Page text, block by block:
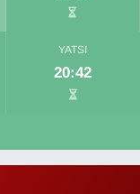
YATSI
20:42